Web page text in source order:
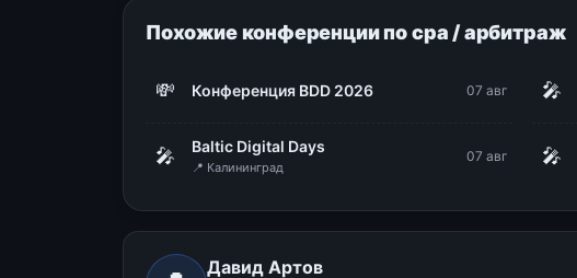
Похожие конференции по cpa / арбитраж
💸 Конференция BDD 2026 07 авг 🎤
🎤 Baltic Digital Days
📍 Калининград
07 авг 🎤
Давид Артов